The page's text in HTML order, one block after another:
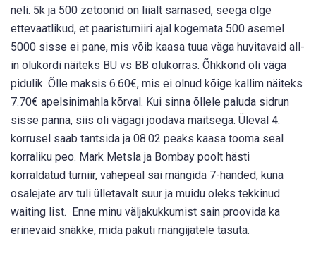
neli. 5k ja 500 zetoonid on liialt sarnased, seega olge
ettevaatlikud, et paaristurniiri ajal kogemata 500 asemel
5000 sisse ei pane, mis võib kaasa tuua väga huvitavaid all-
in olukordi näiteks BU vs BB olukorras. Õhkkond oli väga
pidulik. Õlle maksis 6.60€, mis ei olnud kõige kallim näiteks
7.70€ apelsinimahla kõrval. Kui sinna õllele paluda sidrun
sisse panna, siis oli vägagi joodava maitsega. Üleval 4.
korrusel saab tantsida ja 08.02 peaks kaasa tooma seal
korraliku peo. Mark Metsla ja Bombay poolt hästi
korraldatud turniir, vahepeal sai mängida 7-handed, kuna
osalejate arv tuli ülletavalt suur ja muidu oleks tekkinud
waiting list. Enne minu väljakukkumist sain proovida ka
erinevaid snäkke, mida pakuti mängijatele tasuta.